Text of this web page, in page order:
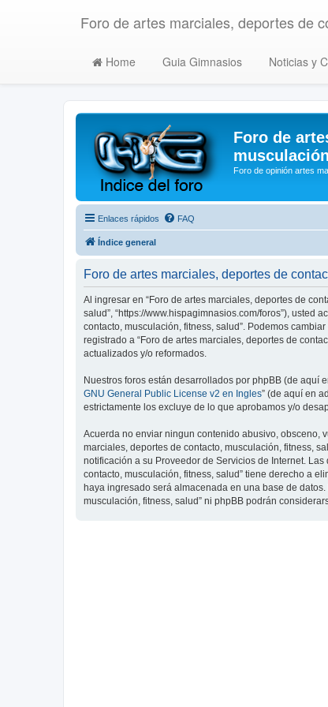
Foro de artes marciales, deportes de
Home Guia Gimnasios Noticias y
Foro de
Foro de opinión artes
Enlaces rápidos FAQ
Índice general
Foro de artes marciales, deportes de
Al ingresar en “Foro de artes marciales, deportes de
salud”, “https://www.hispagimnasios.com/foros”), usted
contacto, musculación, fitness, salud”. Podemos
registrado a “Foro de artes marciales, deportes de
actualizados y/o reformados.
Nuestros foros están desarrollados por phpBB (de aquí
GNU General Public License v2 en Ingles” (de aquí en
estrictamente los excluye de lo que aprobamos y/o
Acuerda no enviar ningun contenido abusivo, obsceno,
marciales, deportes de contacto, musculación, fitness,
notificación a su Proveedor de Servicios de Internet.
contacto, musculación, fitness, salud” tiene derecho a
haya ingresado será almacenada en una base de
musculación, fitness, salud” ni phpBB podrán